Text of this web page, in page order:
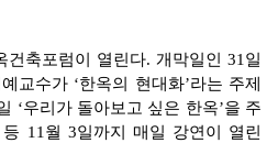
건축포럼이 열린다. 개막일인 31일
교수가 ‘한옥의 현대화’라는 주제
‘우리가 돌아보고 싶은 한옥’을 주
11월 3일까지 매일 강연이 열린